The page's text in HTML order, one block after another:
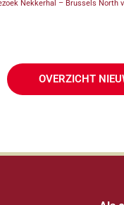
Nekkerhal – Brussels North
OVERZICHT